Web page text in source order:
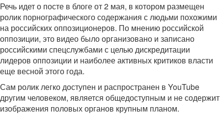
Речь идет о посте в блоге от 2 мая, в котором размещен
ролик порнографического содержания с людьми похожими
на российских оппозиционеров. По мнению российской
оппозиции, это видео было организовано и записано
российскими спецслужбами с целью дискредитации
лидеров оппозиции и наиболее активных критиков власти
еще весной этого года.
Сам ролик легко доступен и распространен в YouTube
другим человеком, является общедоступным и не содержит
изображения половых органов крупным планом.